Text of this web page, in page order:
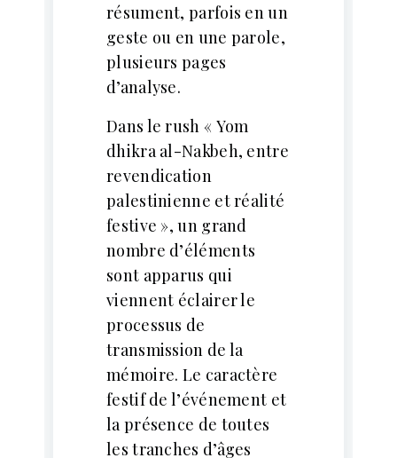
résument, parfois en un
geste ou en une parole,
plusieurs pages
d’analyse.
Dans le rush « Yom
dhikra al-Nakbeh, entre
revendication
palestinienne et réalité
festive », un grand
nombre d’éléments
sont apparus qui
viennent éclairer le
processus de
transmission de la
mémoire. Le caractère
festif de l’événement et
la présence de toutes
les tranches d’âges